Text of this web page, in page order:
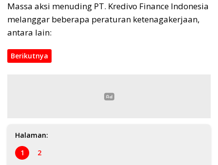
Massa aksi menuding PT. Kredivo Finance Indonesia
melanggar beberapa peraturan ketenagakerjaan,
antara lain:
Berikutnya
Halaman:
1
2